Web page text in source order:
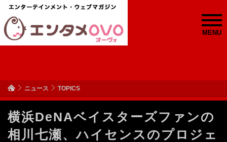
MENU
ニュース TOPICS
横浜DeNAベイスターズファンの
相川七瀬、ハイセンスのプロジェ